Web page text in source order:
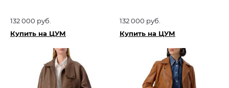
132 000 руб.
Купить на ЦУМ
132 000 руб.
Купить на ЦУМ